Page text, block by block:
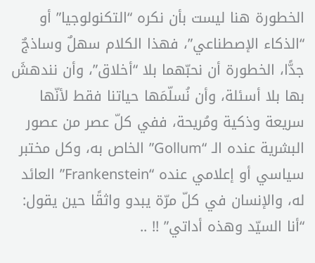
الخطورة هنا ليست بأن نكره “التكنولوجيا” أو
“الذكاء الإصطناعي”، فهذا الكلام سهلٌ وساذجٌ
جدًّا، الخطورة أن نحبّهما بلا “أخلاق”، وأن نندهشَ
بها بلا أسئلة، وأن نُسلّمَها حياتنا فقط لأنّها
سريعة وذكية ومُريحة، ففي كلّ عصر من عصور
البشرية عنده الـ “Gollum” الخاص به، وكل مختبر
سياسي أو إعلامي عنده “Frankenstein” العائد
له، والإنسان في كلّ مرّة يبدو واثقًا حين يقول:
“أنا السيّد وهذه أداتي” !! ..